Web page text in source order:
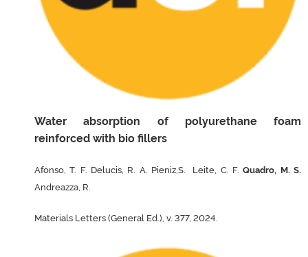
Water absorption of polyurethane foam
reinforced with bio fillers
Afonso, T. F. Delucis, R. A. Pieniz,S. Leite, C. F.Quadro, M. S.
Andreazza, R.
Materials Letters (General Ed.), v. 377, 2024.